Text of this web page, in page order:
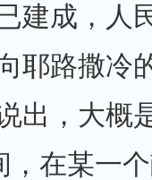
建成，人
耶路撒冷
出，大概
，在某一